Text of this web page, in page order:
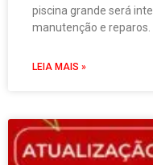
piscina grande será
manutenção e reparos.
LEIA MAIS »